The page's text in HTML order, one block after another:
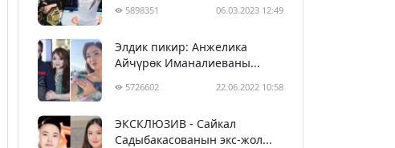
5898351 06.03.2023 12:49
Элдик пикир: Анжелика
Айчүрөк Иманалиеваны...
5726602 22.06.2022 10:58
ЭКСКЛЮЗИВ - Сайкал
Садыбакасованын экс-жол...